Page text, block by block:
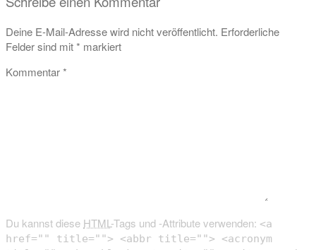
Deine E-Mail-Adresse wird nicht veröffentlicht. Erforderliche
Felder sind mit* markiert
Kommentar*
Du kannst diese HTML-Tags und -Attribute verwenden: <a
href="" title=""> <abbr title=""> <acronym